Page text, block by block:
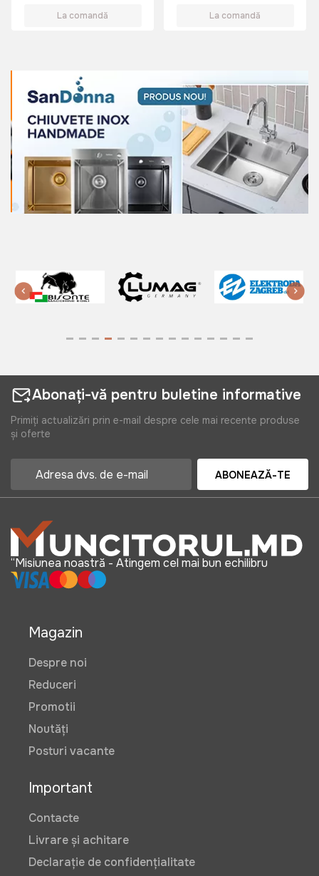
La comandă La comandă
Abonați-vă pentru buletine informative
Primiți actualizări prin e-mail despre cele mai recente produse
și oferte
ABONEAZĂ-TE
“Misiunea noastră - Atingem cel mai bun echilibru
Magazin
Despre noi
Reduceri
Promotii
Noutăți
Posturi vacante
Important
Contacte
Livrare și achitare
Declarație de confidențialitate